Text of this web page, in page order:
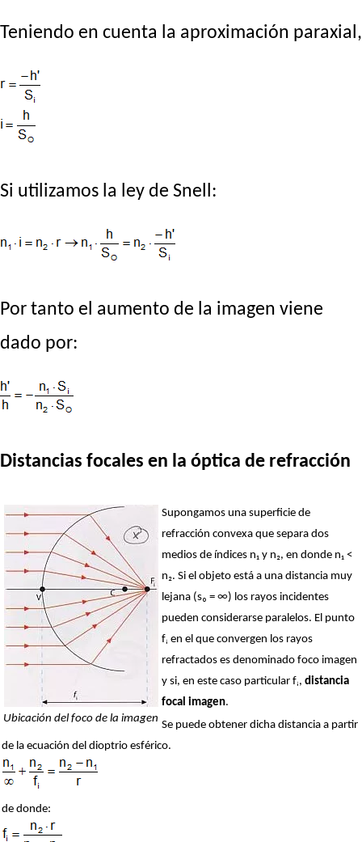
Teniendo en cuenta la aproximación paraxial,
Si utilizamos la ley de Snell:
Por tanto el aumento de la imagen viene
dado por:
Distancias focales en la óptica de refracción
Ubicación del foco de la imagen
Supongamos una superficie de
refracción convexa que separa dos
medios de índices n₁ y n₂, en donde n₁ <
n₂. Si el objeto está a una distancia muy
lejana (s₀ = ∞) los rayos incidentes
pueden considerarse paralelos. El punto
fᵢ en el que convergen los rayos
refractados es denominado foco imagen
y si, en este caso particular fᵢ,distancia
focal imagen.
Se puede obtener dicha distancia a partir
de la ecuación del dioptrio esférico.
de donde: